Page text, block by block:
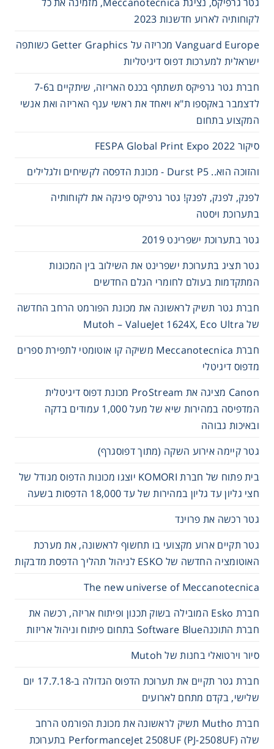
לקוחותיה לארוע חדשנות 2023
Vanguard Europe מכריזה על Getter Graphics כשותפה
ישראלית למערכות דפוס דיגיטליות
חברת גטר גרפיקס תשתתף בכנס האריזה, שיתקיים ב7-6
לדצמבר באקספו ת"א ויאחד את ראשי ענף האריזה ואת אנשי
המקצוע בתחום
סיקור FESPA Global Print Expo 2022
והזוכה הוא.. Durst P5 - מכונת הדפסה לקשיחים ולגלילים
לפנק, לפנק, לפנק! גטר גרפיקס פינקה את לקוחותיה
בתערוכת ויסטה
גטר בתערוכת ישפרינט 2019
גטר תציג בתערוכת ישפרינט את השילוב בין המכונות
המתקדמות בעולם לחומרי הגלם החדשים
חברת גטר תשיק לראשונה את מכונת הפורמט הרחב החדשה
של Mutoh – ValueJet 1624X, Eco Ultra
חברת Meccanotecnica משיקה קו אוטומטי לתפירת ספרים
מדפוס דיגיטלי
Canon מציגה את ProStream מכונת דפוס דיגיטלית
המדפיסה במהירות שיא של מעל 1,000 עמודים בדקה
ובאיכות גבוהה
גטר קיימה אירוע השקה (מתוך דפוסגרף)
בית פתוח של חברת KOMORI יוצגו מכונות הדפוס מגודל של
חצי גליון עד גליון במהירות של עד 18,000 הדפסות בשעה
גטר רכשה את פרוינד
גטר תקיים ארוע מקצועי בו תחשוף לראשונה, את מערכת
האוטומציה החדשה של ESKO לניהול תהליך הדפסת מדבקות
The new universe of Meccanotecnica
חברת Esko המובילה בשוק תכנון ופיתוח אריזה, רכשה את
חברת התוכנהSoftware Blue בתחום פיתוח וניהול אריזות
סיור וירטואלי בחנות של Mutoh
חברת גטר תקיים את תערוכת הדפוס הגדולה ב-17.7.18 יום
שלישי, בקדם מתחם לארועים
חברת Mutho תשיק לראשונה את מכונת הפורמט הרחב
שלה PerformanceJet 2508UF (PJ-2508UF) בתערוכת